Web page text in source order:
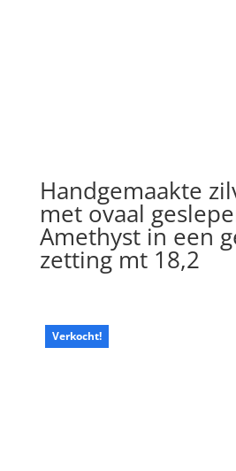
Handgemaakte
met ovaal
Amethyst in een
zetting mt 18,2
Verkocht!